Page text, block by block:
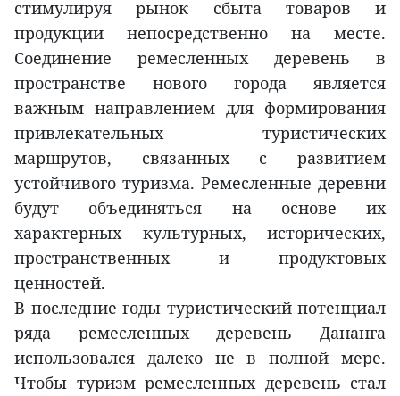
стимулируя рынок сбыта товаров и
продукции непосредственно на месте.
Соединение ремесленных деревень в
пространстве нового города является
важным направлением для формирования
привлекательных туристических
маршрутов, связанных с развитием
устойчивого туризма. Ремесленные деревни
будут объединяться на основе их
характерных культурных, исторических,
пространственных и продуктовых
ценностей.
В последние годы туристический потенциал
ряда ремесленных деревень Дананга
использовался далеко не в полной мере.
Чтобы туризм ремесленных деревень стал